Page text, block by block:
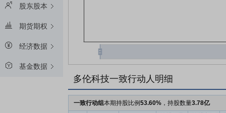
股东股本
期货期权
经济数据
基金数据
多伦科技一致行动人明细
一致行动组本期持股比例53.60% ，持股数量3.78亿